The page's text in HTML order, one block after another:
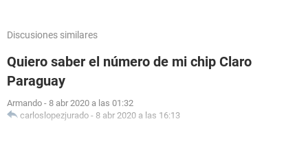
Discusiones similares
Quiero saber el número de mi chip Claro
Paraguay
Armando - 8 abr 2020 a las 01:32
carloslopezjurado - 8 abr 2020 a las 16:13